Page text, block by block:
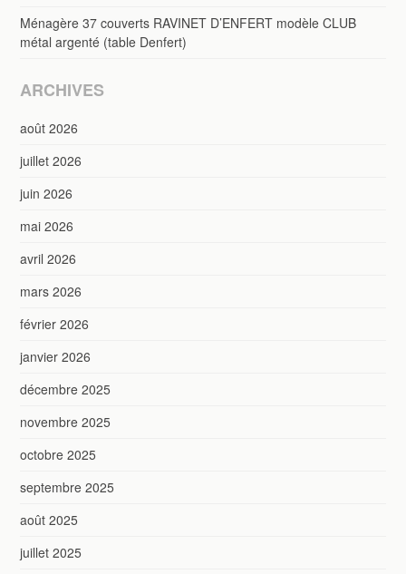
Ménagère 37 couverts RAVINET D’ENFERT modèle CLUB
métal argenté (table Denfert)
ARCHIVES
août 2026
juillet 2026
juin 2026
mai 2026
avril 2026
mars 2026
février 2026
janvier 2026
décembre 2025
novembre 2025
octobre 2025
septembre 2025
août 2025
juillet 2025